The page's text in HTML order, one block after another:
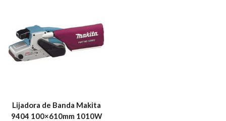
Lijadora de Banda Makita
9404 100×610mm 1010W